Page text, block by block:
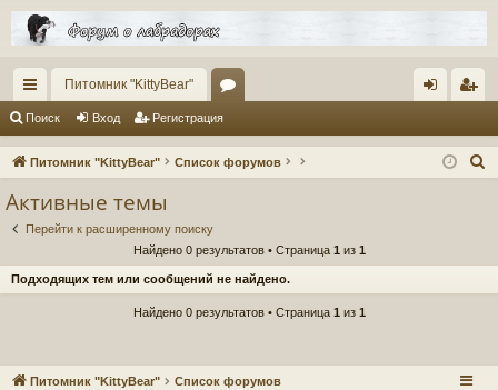
с
ы
Питомник "KittyBear"
ор
ум д ис
Поиск Вход Регистрация
Питомник "KittyBear" Список форумов
Активные темы
Перейти к расширенному поиску
Найдено 0 результатов • Страница 1 из 1
Подходящих тем или сообщений не найдено.
Найдено 0 результатов • Страница 1 из 1
Питомник "KittyBear" Список форумов